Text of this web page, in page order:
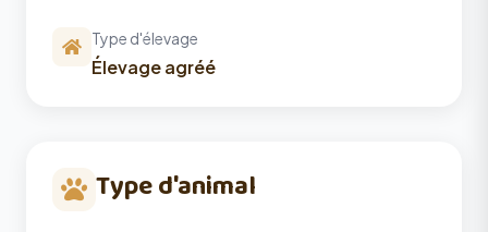
Type d'élevage
Élevage agréé
Type d'animal